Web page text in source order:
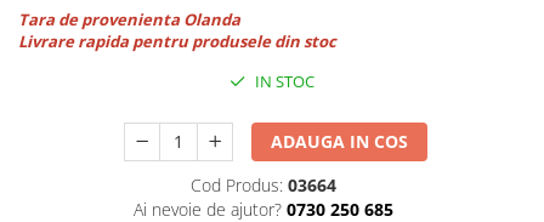
Sarbatori
Mixere planetare
Aparate copt tarte
Aparate si Matrite/Chitare
Tara de provenienta Olanda
Livrare rapida pentru produsele din stoc
IN STOC
ADAUGA IN COS
Cod Produs: 03664
Ai nevoie de ajutor? 0730 250 685